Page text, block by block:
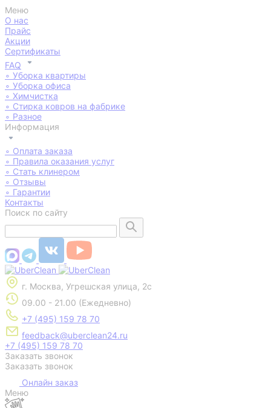
Меню
О нас
Прайс
Акции
Сертификаты
FAQ
∘ Уборка квартиры
∘ Уборка офиса
∘ Химчистка
∘ Стирка ковров на фабрике
∘ Разное
Информация
∘ Оплата заказа
∘ Правила оказания услуг
∘ Стать клинером
∘ Отзывы
∘ Гарантии
Контакты
Поиск по сайту
г. Москва, Угрешская улица, 2с
09.00 - 21.00 (Ежедневно)
+7 (495) 159 78 70
feedback@uberclean24.ru
+7 (495) 159 78 70
Заказать звонок
Заказать звонок
Онлайн заказ
Меню